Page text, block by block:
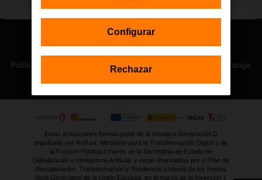
© Orange 2026
Accesibilidad
Lectura accesible: Confort+
Contacto
Política de privacidad
Política de cookies Orange
Estas actuaciones forman parte de la iniciativa Generación D
impulsada por Red.es, Ministerio para la Transformación Digital y de
la Función Pública a través de la Secretaría de Estado de
Digitalización e Inteligencia Artificial, y están financiadas por el Plan de
Recuperación, Transformación y Resiliencia a través de los fondos
Next Generation de la Unión Europea, en el marco de la Inversión 1
Configurar
Rechazar